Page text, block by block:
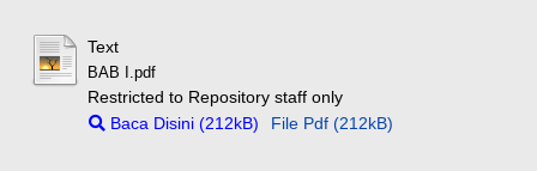
Text
BAB I.pdf
Restricted to Repository staff only
Baca Disini (212kB)
File Pdf (212kB)